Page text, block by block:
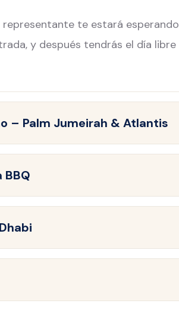
te estará esperando
y después tendrás el día libre
– Palm Jumeirah & Atlantis
BBQ